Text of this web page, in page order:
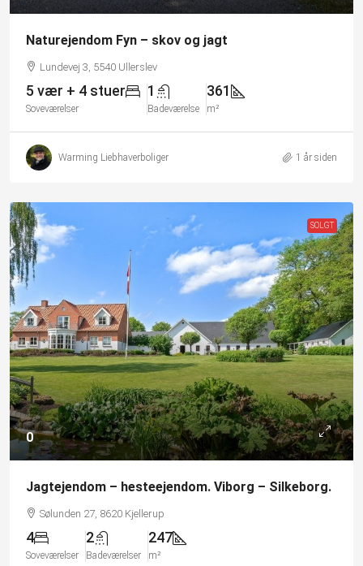
Naturejendom Fyn – skov og jagt
Lundevej 3, 5540 Ullerslev
5 vær + 4 stuer
Soveværelser
1
Badeværelse
361
m²
Warming Liebhaverboliger 1 år siden
SOLGT
0
Jagtejendom – hesteejendom. Viborg – Silkeborg.
Sølunden 27, 8620 Kjellerup
4
Soveværelser
2
Badeværelser
247
m²